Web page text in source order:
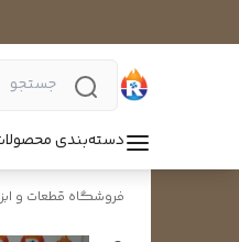
دسته‌بندی
فروشگاه قطعات و